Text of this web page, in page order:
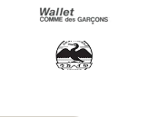
Wallet COMME des
GARCONS
浅野商店